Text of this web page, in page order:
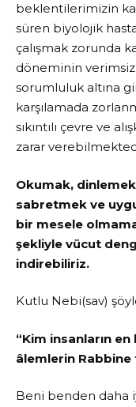
beklentilerimizin
süren biyolojik
çalışmak zorunda
döneminin
sorumluluk altına
karşılamada
sıkıntılı çevre ve
zarar
Okumak,
sabretmek ve
bir mesele
şekliyle vücut
indirebiliriz.
Kutlu Nebi(sav)
“Kim insanların
âlemlerin
Beni benden daha